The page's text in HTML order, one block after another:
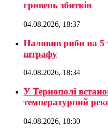
гривень збитків
04.08.2026, 18:37
Наловив риби на 5
штрафу
04.08.2026, 18:34
У Тернополі
температурний
04.08.2026, 18:30